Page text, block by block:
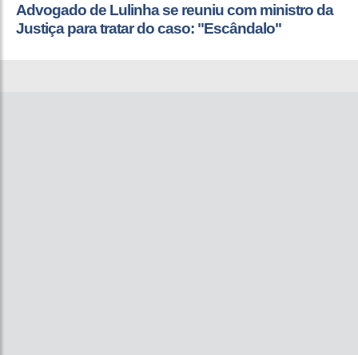
Advogado de Lulinha se reuniu com ministro da
Justiça para tratar do caso: "Escândalo"